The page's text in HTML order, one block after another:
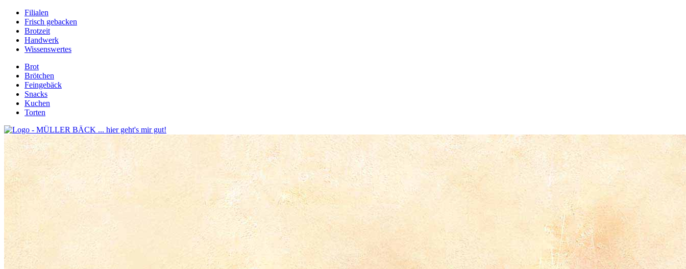
Filialen
Frisch gebacken
Brotzeit
Handwerk
Wissenswertes
Brot
Brötchen
Feingebäck
Snacks
Kuchen
Torten